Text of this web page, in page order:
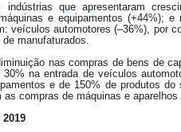
que apresentaram
e equipamentos (+44%);
veículos automotores (–36%), por
manufaturados.
nas compras de bens de
na entrada de veículos
e de 150% de produtos
compras de máquinas e